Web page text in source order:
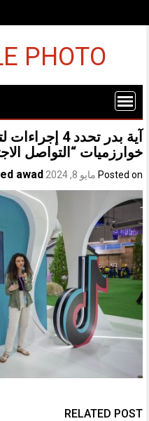
PHOTO
آية بدر تحدد
خوارزميات “التواصل
Posted on مايو 8, 2024 awad
RELATED POST